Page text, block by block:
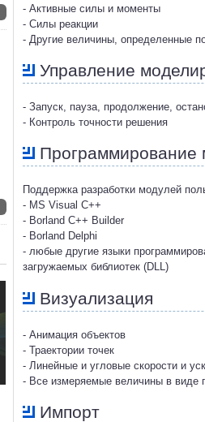
- Активные силы и моменты
- Силы реакции
- Другие величины, определенные
Управление
- Запуск, пауза, продолжение,
- Контроль точности решения
Программирование
Поддержка разработки модулей
- MS Visual C++
- Borland C++ Builder
- Borland Delphi
- любые другие языки
загружаемых библиотек (DLL)
Визуализация
- Анимация объектов
- Траектории точек
- Линейные и угловые скорости и
- Все измеряемые величины в виде
Импорт